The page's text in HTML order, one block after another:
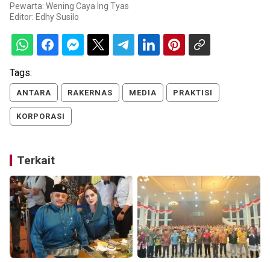
Pewarta: Wening Caya Ing Tyas
Editor: Edhy Susilo
Tags:
ANTARA RAKERNAS MEDIA PRAKTISI
KORPORASI
Terkait